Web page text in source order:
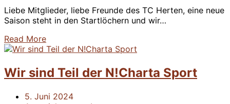
Liebe Mitglieder, liebe Freunde des TC Herten, eine neue
Saison steht in den Startlöchern und wir…
Read More
Wir sind Teil der N!Charta Sport
5. Juni 2024